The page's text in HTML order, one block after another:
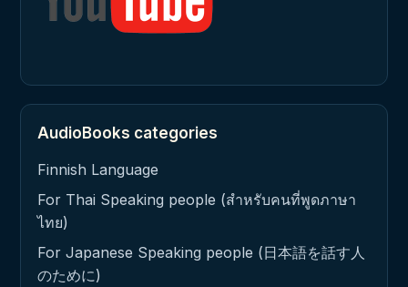
AudioBooks categories
Finnish Language
For Thai Speaking people (สำหรับคนที่พูดภาษา
ไทย)
For Japanese Speaking people (日本語を話す人
のために)